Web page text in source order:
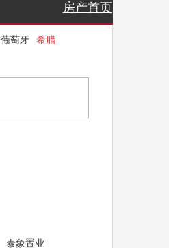
房产首页
葡萄牙
希腊
泰象置业